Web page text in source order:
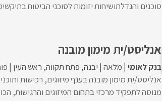
סוכנים והגדלתושיחות יזומות לסוכני הביטוח
אנליסט/ית מימון מובנה
בנק לאומי מלאה יבנה פתח תקווה ראש העין
אנליסט/ית מימון מובנה בענף מיזוגים, רכישות
מנוסה לתפקיד מרכזי בתחום המיזוגים והרגישות,